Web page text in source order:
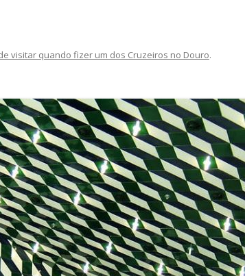
visitar quando fizer um dos Cruzeiros no Douro.